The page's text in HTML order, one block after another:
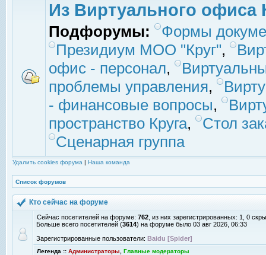
Из Виртуального офиса
Подфорумы:
Формы
Президиум МОО "Круг",
офис - персонал,
проблемы управления,
- финансовые вопросы,
пространство Круга,
Стол
Сценарная группа
Удалить cookies форума | Наша команда
Список форумов
Кто сейчас на форуме
Сейчас посетителей на форуме: 762 , из них зарегистрированных: 1, 0
Больше всего посетителей (3614) на форуме было 03 авг 2026, 06:33
Зарегистрированные пользователи: Baidu [Spider]
Легенда :: Администраторы Главные модераторы